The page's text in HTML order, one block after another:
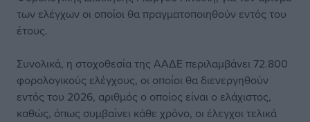
των ελέγχων οι οποίοι θα πραγματοποιηθούν εντός του
έτους.
Συνολικά, η στοχοθεσία της ΑΑΔΕ περιλαμβάνει 72.800
φορολογικούς ελέγχους, οι οποίοι θα διενεργηθούν
εντός του 2026, αριθμός ο οποίος είναι ο ελάχιστος,
καθώς, όπως συμβαίνει κάθε χρόνο, οι έλεγχοι τελικά